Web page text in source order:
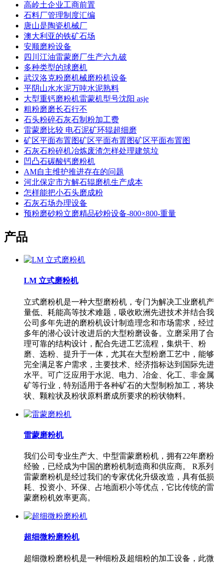
高岭土企业工商前置
石料厂管理制度汇编
唐山是陶瓷机械厂
澳大利亚的铁矿石场
安顺磨粉设备
四川江油雷蒙磨厂生产六九破
多种类型的球磨机
武汉洛克粉磨机械磨粉机设备
平阴山水水泥万吨水泥熟料
大型重钙磨粉机雷蒙机型号沈阳 asje
粗粉磨磨长石行不
石头粉碎石灰石制粉加工费
雷蒙磨比较 电石泥矿环辊超细磨
矿区平面布置图矿区平面布置图矿区平面布置图
石灰石粉碎机冶炼废渣怎样处理建筑垃
凹凸石碳酸钙磨粉机
AM自主维护推进存在的问题
河北保定市方解石辊磨机生产成本
怎样能把小石头磨成粉
石灰石场办理设备
预粉磨砂粉立磨精品砂粉设备-800×800-重量
产品
LM 立式磨粉机
立式磨粉机是一种大型磨粉机，专门为解决工业磨机产
量低、耗能高等技术难题，吸收欧洲先进技术并结合我
公司多年先进的磨粉机设计制造理念和市场需求，经过
多年的潜心设计改进后的大型粉磨设备。立磨采用了合
理可靠的结构设计，配合先进工艺流程，集烘干、粉
磨、选粉、提升于一体，尤其在大型粉磨工艺中，能够
完全满足客户需求，主要技术、经济指标达到国际先进
水平。可广泛应用于水泥、电力、冶金、化工、非金属
矿等行业，特别适用于各种矿石的大型制粉加工，将块
状、颗粒状及粉状原料磨成所要求的粉状物料。
雷蒙磨粉机
我们公司专业生产大、中型雷蒙磨粉机，拥有22年磨粉
经验，已经成为中国的磨粉机制造商和供应商。 R系列
雷蒙磨粉机是经过我们的专家优化升级改造，具有低损
耗、投资小、环保、占地面积小等优点，它比传统的雷
蒙磨粉机效率更高。
超细微粉磨粉机
超细微粉磨粉机是一种细粉及超细粉的加工设备，此微